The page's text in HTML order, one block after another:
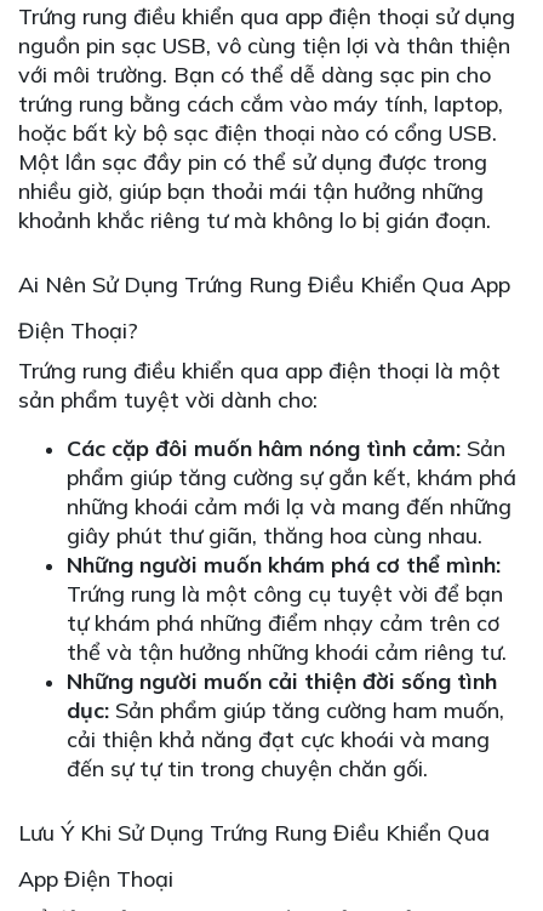
Trứng rung điều khiển qua app điện thoại sử dụng
nguồn pin sạc USB, vô cùng tiện lợi và thân thiện
với môi trường. Bạn có thể dễ dàng sạc pin cho
trứng rung bằng cách cắm vào máy tính, laptop,
hoặc bất kỳ bộ sạc điện thoại nào có cổng USB.
Một lần sạc đầy pin có thể sử dụng được trong
nhiều giờ, giúp bạn thoải mái tận hưởng những
khoảnh khắc riêng tư mà không lo bị gián đoạn.
Ai Nên Sử Dụng Trứng Rung Điều Khiển Qua App
Điện Thoại?
Trứng rung điều khiển qua app điện thoại là một
sản phẩm tuyệt vời dành cho:
Các cặp đôi muốn hâm nóng tình cảm: Sản
phẩm giúp tăng cường sự gắn kết, khám phá
những khoái cảm mới lạ và mang đến những
giây phút thư giãn, thăng hoa cùng nhau.
Những người muốn khám phá cơ thể mình:
Trứng rung là một công cụ tuyệt vời để bạn
tự khám phá những điểm nhạy cảm trên cơ
thể và tận hưởng những khoái cảm riêng tư.
Những người muốn cải thiện đời sống tình
dục: Sản phẩm giúp tăng cường ham muốn,
cải thiện khả năng đạt cực khoái và mang
đến sự tự tin trong chuyện chăn gối.
Lưu Ý Khi Sử Dụng Trứng Rung Điều Khiển Qua
App Điện Thoại